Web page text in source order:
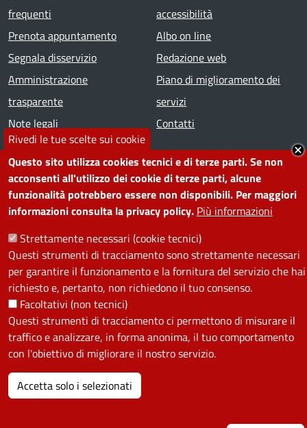
Rivedi le tue scelte sui cookie
Questo sito utilizza cookies tecnici e di terze parti. Se non
acconsenti all'utilizzo dei cookie di terze parti, alcune
funzionalità potrebbero essere non disponibili. Per maggiori
informazioni consulta la privacy policy. Più informazioni
Strettamente necessari (cookie tecnici)
Questi strumenti di tracciamento sono strettamente necessari
per garantire il funzionamento e la fornitura del servizio che hai
richiesto e, pertanto, non richiedono il tuo consenso.
Facoltativi (non tecnici)
Questi strumenti di tracciamento ci permettono di misurare il
traffico e analizzare, in forma anonima, il tuo comportamento
con l'obiettivo di migliorare il nostro servizio.
Accetta solo i selezionati
frequenti
Prenota appuntamento
Segnala disservizio
Amministrazione
trasparente
Note legali
accessibilità
Albo on line
Redazione web
Piano di miglioramento dei
servizi
Contatti
SEGUICI SU
Facebook
Instagram
YouTube
Telegram
WhatsApp
TwitterLinkedin
PRIVACY
Useful links section
La Privacy nel Comune
PRIVACY